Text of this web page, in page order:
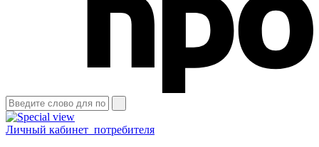
Личный кабинет потребителя